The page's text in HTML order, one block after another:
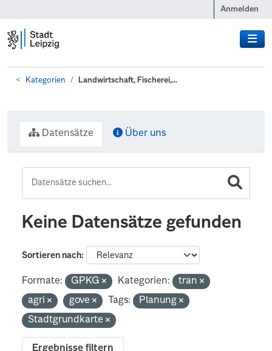
Anmelden
Kategorien Landwirtschaft, Fischerei,...
Datensätze Über uns
Keine Datensätze gefunden
Sortieren nach
Formate: GPKG Kategorien:
tran
agri
gove Tags:
Planung
Stadtgrundkarte
Ergebnisse filtern